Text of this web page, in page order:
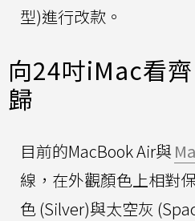
型)進行改款。
向24吋iMac看
歸
目前的MacBook Air與
線，在外觀顏色上相對
色 (Silver)與太空灰